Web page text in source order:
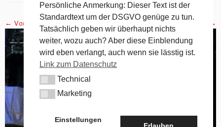
← Vorheriges Nächstes →
Persönliche Anmerkung: Dieser Text ist der
Standardtext um der DSGVO genüge zu tun.
Tatsächlich geben wir überhaupt nichts
weiter, wozu auch? Aber diese Einblendung
wird eben verlangt, auch wenn sie lässtig ist.
Link zum Datenschutz
TechnicalTechnical
MarketingMarketing
Einstellungen
Erlauben